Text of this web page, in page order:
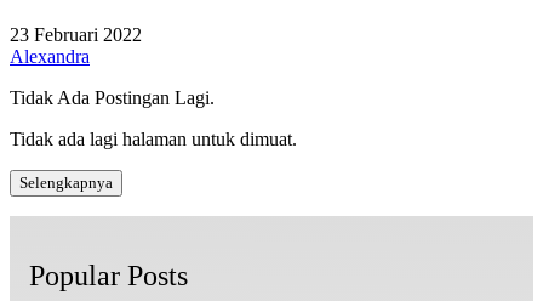
23 Februari 2022
Alexandra
Tidak Ada Postingan Lagi.
Tidak ada lagi halaman untuk dimuat.
Selengkapnya
Popular Posts